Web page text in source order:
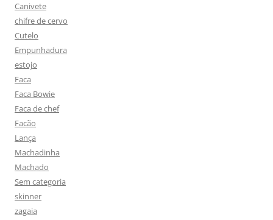
Canivete
chifre de cervo
Cutelo
Empunhadura
estojo
Faca
Faca Bowie
Faca de chef
Facão
Lança
Machadinha
Machado
Sem categoria
skinner
zagaia